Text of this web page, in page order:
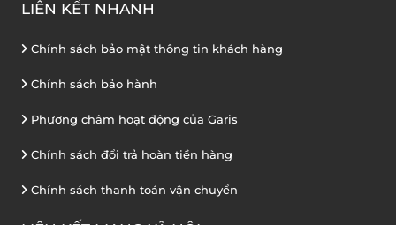
LIÊN KẾT NHANH
Chính sách bảo mật thông tin khách hàng
Chính sách bảo hành
Phương châm hoạt động của Garis
Chính sách đổi trả hoàn tiền hàng
Chính sách thanh toán vận chuyển